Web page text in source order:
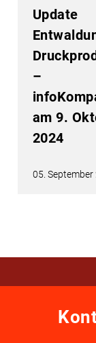
Update
–
am 9.
2024
05. September